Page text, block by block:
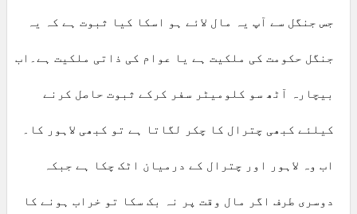
جس جنگل سے آپ یہ مال لائے ہو اسکا کیا ثبوت ہے کہ یہ
جنگل حکومت کی ملکیت ہے یا عوام کی ذاتی ملکیت ہے۔اب
بیچارہ آٹھ سو کلومیٹر سفر کرکے ثبوت حاصل کرنے
کیلئے کبھی چترال کا چکر لگاتا ہے تو کبھی لاہور کا۔
اب وہ لاہور اور چترال کے درمیان اٹک چکا ہے جبکہ
دوسری طرف اگر مال وقت پر نہ بک سکا تو خراب ہونے کا